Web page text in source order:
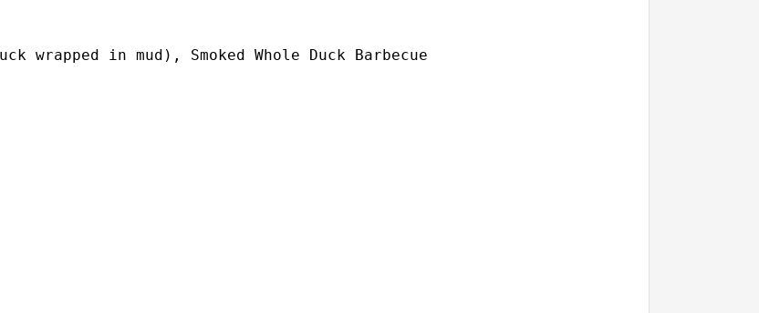
in mud), Smoked Whole Duck Barbecue